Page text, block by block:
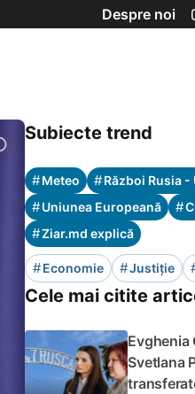
Despre noi
Subiecte trend
#Meteo #Război Rusia -
#Uniunea Europeană #
#Ziar.md explică
#Economie #Justiție
Cele mai citite
Evghenia
Svetlana